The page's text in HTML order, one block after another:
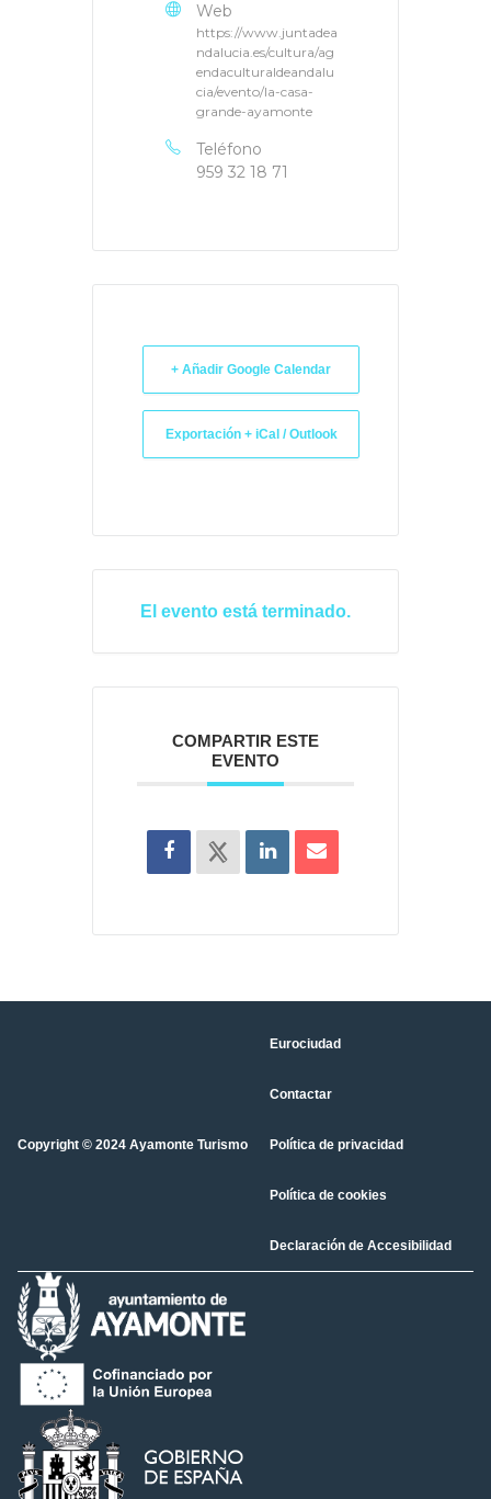
Web
https://www.juntadea
ndalucia.es/cultura/ag
endaculturaldeandalu
cia/evento/la-casa-
grande-ayamonte
Teléfono
959 32 18 71
+ Añadir Google Calendar
Exportación + iCal / Outlook
El evento está terminado.
COMPARTIR ESTE
EVENTO
Copyright © 2024 Ayamonte Turismo
Eurociudad
Contactar
Política de privacidad
Política de cookies
Declaración de Accesibilidad